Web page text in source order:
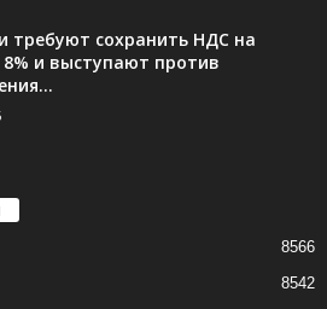
требуют сохранить НДС на
и выступают против
8566
8542